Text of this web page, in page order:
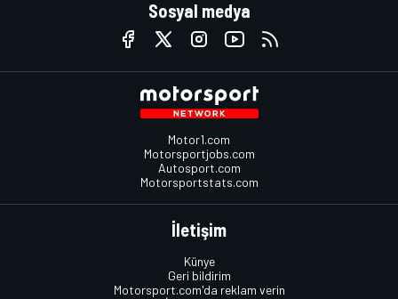
Sosyal medya
Motor1.com
Motorsportjobs.com
Autosport.com
Motorsportstats.com
İletişim
Künye
Geri bildirim
Motorsport.com'da reklam verin